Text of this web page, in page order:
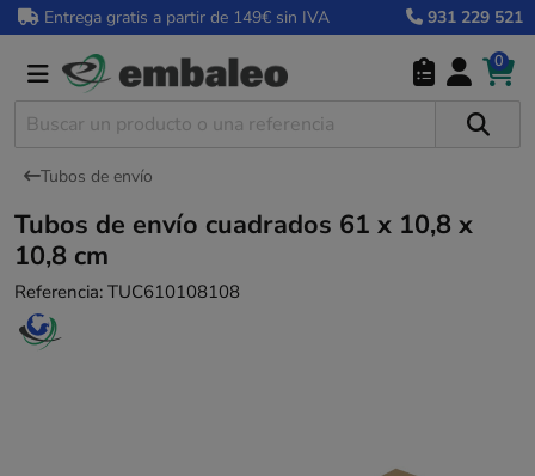
Entrega gratis a partir de 149€ sin IVA 931 229 521
0
Tubos de envío
Tubos de envío cuadrados 61 x 10,8 x
10,8 cm
Referencia: TUC610108108